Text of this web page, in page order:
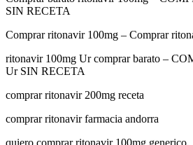
SIN RECETA
Comprar ritonavir 100mg – Comprar
ritonavir 100mg Ur comprar barato –
Ur SIN RECETA
comprar ritonavir 200mg receta
comprar ritonavir farmacia andorra
quiero comprar ritonavir 100mg generico,